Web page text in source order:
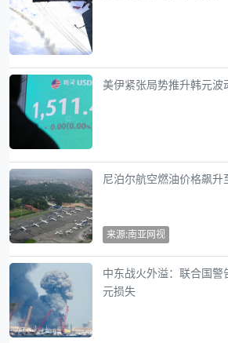
美伊紧张局势推升韩元波
尼泊尔航空燃油价格飙
来源:南亚网视
中东战火外溢：联合国
元损失